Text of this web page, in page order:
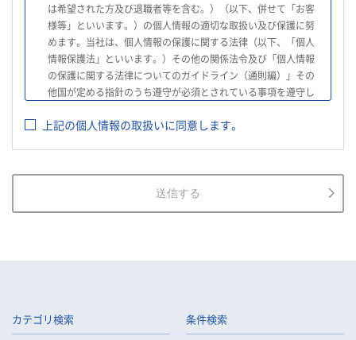
は希望された方及び退職者等を含む。）（以下、併せて「お客
様等」といいます。）の個人情報の適切な取扱い及び保護に努
めます。当社は、個人情報の保護に関する法律（以下、「個人
情報保護法」といいます。）その他の関係法令及び「個人情報
の保護に関する法律についてのガイドライン（通則編）」その
他国が定める指針のうち遵守が必須とされている事項を遵守し
2.
当社は、お客様等の個人情報を適正に取得し、法令で不要とさ
れている場合を除き、お客様等の個人情報の利用目的を通知又
当社は、お客様等の個人データについて、不正アクセス、漏え
い、滅失又は毀損等の防止に努め、個人データの管理のために
られるよう、必要かつ適切な監督を行います。
上記の個人情報の取扱いに同意します。
送信する
カテゴリ検索 条件検索